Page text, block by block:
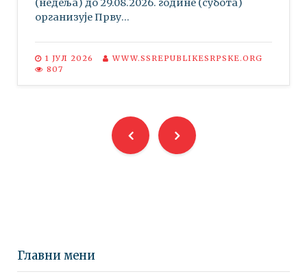
(недеља) до 29.08.2026. године (субота)
организује Прву...
1 ЈУЛ 2026
WWW.SSREPUBLIKESRPSKE.ORG
807
Главни мени